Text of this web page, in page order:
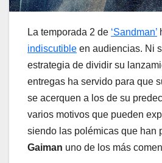
La temporada 2 de ‘Sandman’
indiscutible en audiencias. Ni
estrategia de dividir su
entregas ha servido para que
se acerquen a los de su
varios motivos que pueden
siendo las polémicas que han
Gaiman uno de los más